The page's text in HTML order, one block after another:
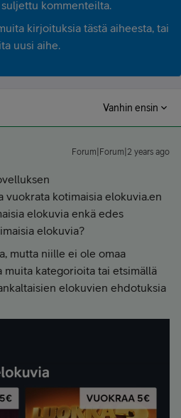
suljettu kommenteilta.
kirjoituksia tästä aiheesta, tai
uusi aihe.
Vanhin ensin
Forum|Forum|2 years ago
vuokrata kotimaisia elokuvia.en
elokuvia enkä edes
elokuvia?
mutta niille ei ole omaa
muita kategorioita tai etsimällä
elokuvien ehdotuksia